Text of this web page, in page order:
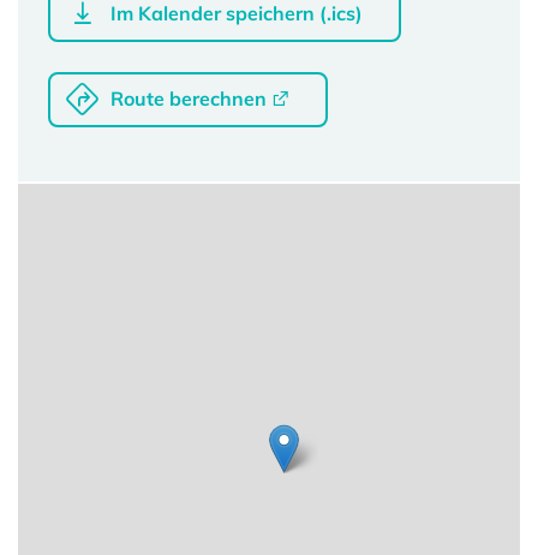
Im Kalender speichern (.ics)
Route berechnen